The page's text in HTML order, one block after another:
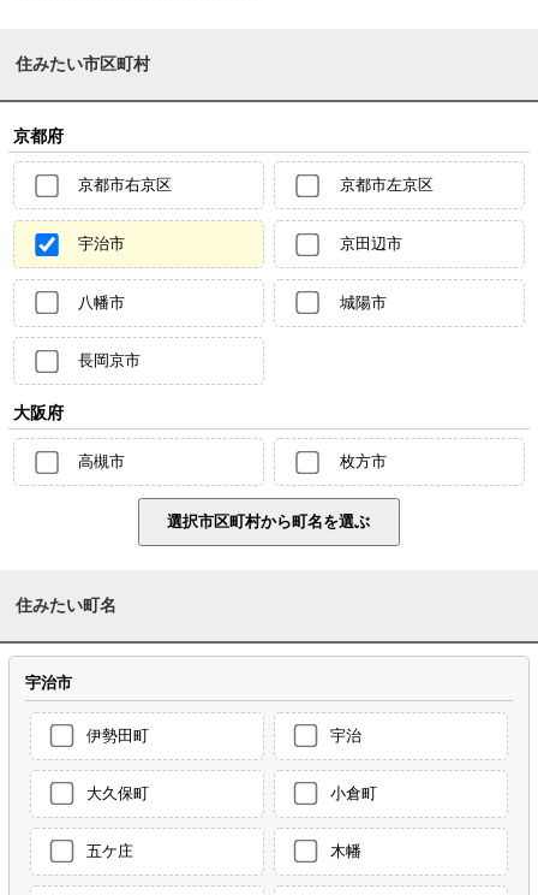
住みたい市区町村
京都府
京都市右京区 京都市左京区
宇治市 京田辺市
八幡市 城陽市
長岡京市
大阪府
高槻市 枚方市
住みたい町名
宇治市
伊勢田町 宇治
大久保町 小倉町
五ケ庄 木幡